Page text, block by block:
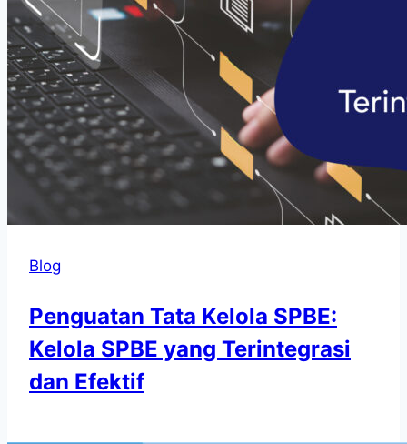
Blog
Penguatan Tata Kelola SPBE:
Kelola SPBE yang Terintegrasi
dan Efektif